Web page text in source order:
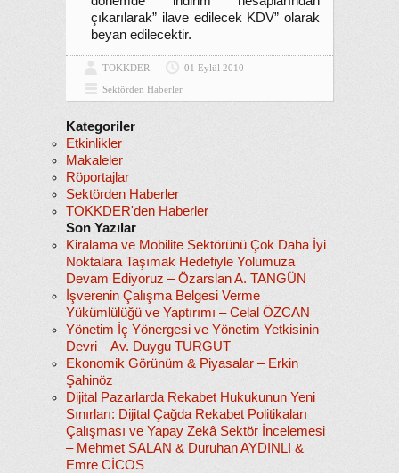
çıkarılarak” ilave edilecek KDV” olarak
beyan edilecektir.
TOKKDER
01 Eylül 2010
Sektörden Haberler
Kategoriler
Etkinlikler
Makaleler
Röportajlar
Sektörden Haberler
TOKKDER'den Haberler
Son Yazılar
Kiralama ve Mobilite Sektörünü Çok Daha İyi
Noktalara Taşımak Hedefiyle Yolumuza
Devam Ediyoruz – Özarslan A. TANGÜN
İşverenin Çalışma Belgesi Verme
Yükümlülüğü ve Yaptırımı – Celal ÖZCAN
Yönetim İç Yönergesi ve Yönetim Yetkisinin
Devri – Av. Duygu TURGUT
Ekonomik Görünüm & Piyasalar – Erkin
Şahinöz
Dijital Pazarlarda Rekabet Hukukunun Yeni
Sınırları: Dijital Çağda Rekabet Politikaları
Çalışması ve Yapay Zekâ Sektör İncelemesi
– Mehmet SALAN & Duruhan AYDINLI &
Emre CİCOS